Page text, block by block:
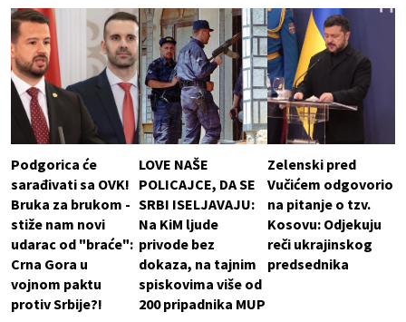
Podgorica će
sarađivati sa OVK!
Bruka za brukom -
stiže nam novi
udarac od "braće":
Crna Gora u
vojnom paktu
protiv Srbije?!
LOVE NAŠE
POLICAJCE, DA SE
SRBI ISELJAVAJU:
Na KiM ljude
privode bez
dokaza, na tajnim
spiskovima više od
200 pripadnika MUP
Zelenski pred
Vučićem odgovorio
na pitanje o tzv.
Kosovu: Odjekuju
reči ukrajinskog
predsednika